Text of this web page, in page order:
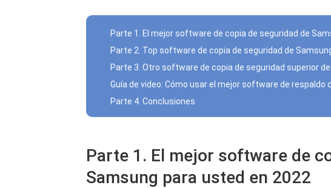
Parte 1. El mejor software de copia de seguridad de
Parte 2. Top software de copia de seguridad de
Parte 3. Otro software de copia de seguridad superior
Guía de video: Cómo usar el mejor software de respaldo
Parte 4. Conclusiones
Parte 1. El mejor software de
Samsung para usted en 2022